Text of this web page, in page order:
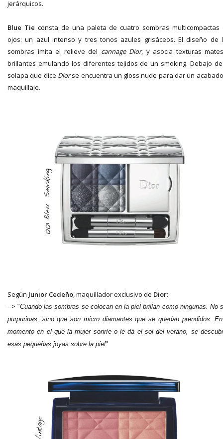
jerárquicos.
Blue Tie consta de una paleta de cuatro sombras multicompactas
ojos: un azul intenso y tres tonos azules grisáceos. El diseño de
sombras imita el relieve del cannage Dior, y asocia texturas
brillantes emulando los diferentes tejidos de un smoking. Debajo
solapa que dice Diorse encuentra un gloss nude para dar un
maquillaje.
Según Junior Cedeño, maquillador exclusivo de Dior:
--> "Cuando las sombras se colocan en la piel brillan como ningunas. No
purpurinas, sino que son micro diamantes que se quedan prendidos.
momento en el que la mujer sonríe o le dá el sol del verano, se
esas pequeñas joyas sobre la piel"